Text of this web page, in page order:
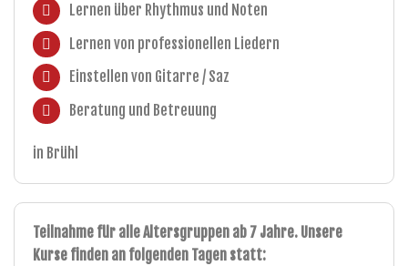
Lernen über Rhythmus und Noten
Lernen von professionellen Liedern
Einstellen von Gitarre / Saz
Beratung und Betreuung
in Brühl
Teilnahme für alle Altersgruppen ab 7 Jahre. Unsere
Kurse finden an folgenden Tagen statt: